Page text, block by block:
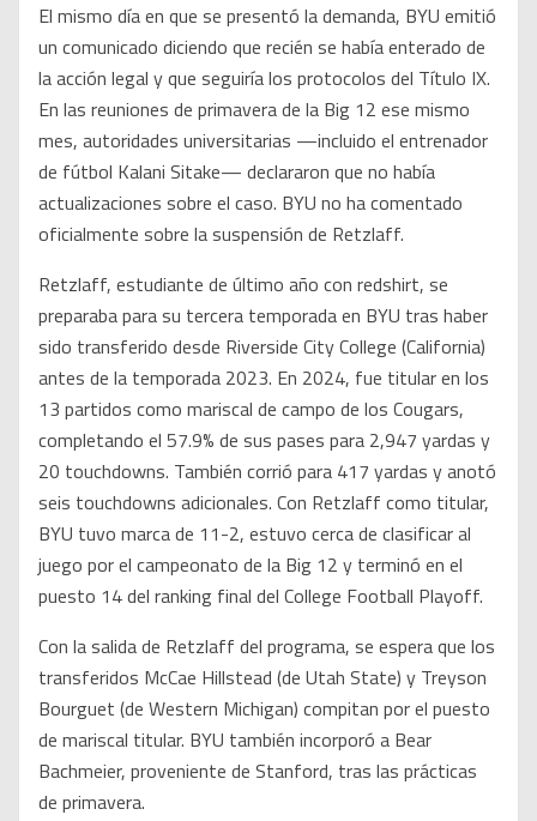
El mismo día en que se presentó la demanda, BYU emitió
un comunicado diciendo que recién se había enterado de
la acción legal y que seguiría los protocolos del Título IX.
En las reuniones de primavera de la Big 12 ese mismo
mes, autoridades universitarias —incluido el entrenador
de fútbol Kalani Sitake— declararon que no había
actualizaciones sobre el caso. BYU no ha comentado
oficialmente sobre la suspensión de Retzlaff.
Retzlaff, estudiante de último año con redshirt, se
preparaba para su tercera temporada en BYU tras haber
sido transferido desde Riverside City College (California)
antes de la temporada 2023. En 2024, fue titular en los
13 partidos como mariscal de campo de los Cougars,
completando el 57.9% de sus pases para 2,947 yardas y
20 touchdowns. También corrió para 417 yardas y anotó
seis touchdowns adicionales. Con Retzlaff como titular,
BYU tuvo marca de 11-2, estuvo cerca de clasificar al
juego por el campeonato de la Big 12 y terminó en el
puesto 14 del ranking final del College Football Playoff.
Con la salida de Retzlaff del programa, se espera que los
transferidos McCae Hillstead (de Utah State) y Treyson
Bourguet (de Western Michigan) compitan por el puesto
de mariscal titular. BYU también incorporó a Bear
Bachmeier, proveniente de Stanford, tras las prácticas
de primavera.